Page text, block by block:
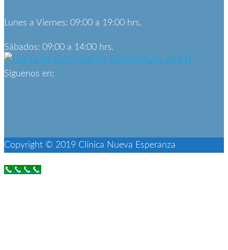
Lunes a Viernes: 09:00 a 19:00 hrs.
Sábados: 09:00 a 14:00 hrs.
Síguenos en:
Copyright © 2019 Clínica Nueva Esperanza
Llámanos